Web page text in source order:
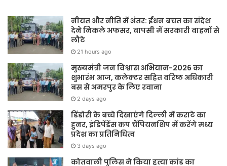
नीयत और नीति में अंतर: ईंधन बचत का संदेश
देने निकले अफसर, वापसी में सरकारी वाहनों से
लौटे
21 hours ago
मुख्यमंत्री जन विश्वास अभियान-2026 का
शुभारंभ आज, कलेक्टर सहित वरिष्ठ अधिकारी
बस से अमरपुर के लिए रवाना
2 days ago
डिंडोरी के बच्चे दिखाएंगे दिल्ली में कराटे का
हुनर, इंडिपेंडेंस कप चैंपियनशिप में करेंगे मध्य
प्रदेश का प्रतिनिधित्व
3 days ago
कोतवाली पुलिस ने किया हत्या कांड का